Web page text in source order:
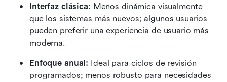
Interfaz clásica: Menos dinámica visualmente
que los sistemas más nuevos; algunos usuarios
pueden preferir una experiencia de usuario más
moderna.
Enfoque anual: Ideal para ciclos de revisión
programados; menos robusto para necesidades